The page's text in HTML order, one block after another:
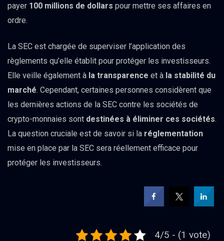
payer 100 millions de dollars pour mettre ses affaires en
ordre.
La SEC est chargée de superviser l’application des
règlements qu’elle établit pour protéger les investisseurs.
Elle veille également à la transparence et à la stabilité du
marché. Cependant, certaines personnes considèrent que
les dernières actions de la SEC contre les sociétés de
crypto-monnaies sont destinées à éliminer ces sociétés.
La question cruciale est de savoir si la réglementation
mise en place par la SEC sera réellement efficace pour
protéger les investisseurs.
4/5 - (1 vote)